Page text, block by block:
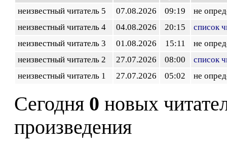
неизвестный читатель 5
07.08.2026 09:19
не
неизвестный читатель 4
04.08.2026 20:15
список
неизвестный читатель 3
01.08.2026 15:11
не
неизвестный читатель 2
27.07.2026 08:00
список
неизвестный читатель 1
27.07.2026 05:02 не
Сегодня 0 новых
произведения